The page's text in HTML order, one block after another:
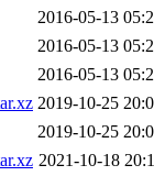
2016-05-13
2016-05-13
2016-05-13
2019-10-25
2019-10-25
2021-10-18